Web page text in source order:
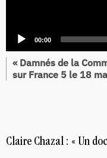
Current
00:00
« Damnés de la
sur France 5 le 18
Claire Chazal : « Un